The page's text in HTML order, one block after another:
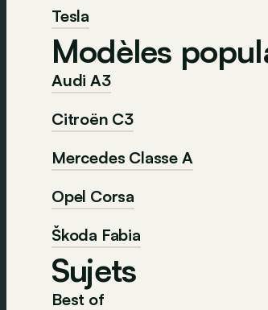
Tesla
Modèles
Audi A3
Citroën C3
Mercedes Classe A
Opel Corsa
Škoda Fabia
Sujets
Best of